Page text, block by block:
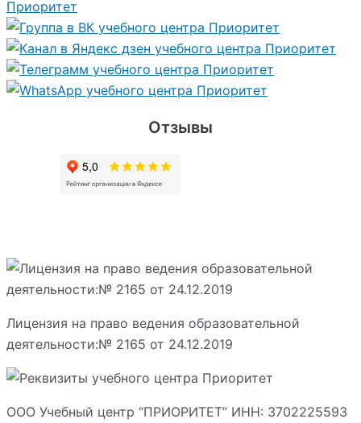
Отзывы
Лицензия на право ведения образовательной
деятельности:№ 2165 от 24.12.2019
ООО Учебный центр “ПРИОРИТЕТ” ИНН: 3702225593